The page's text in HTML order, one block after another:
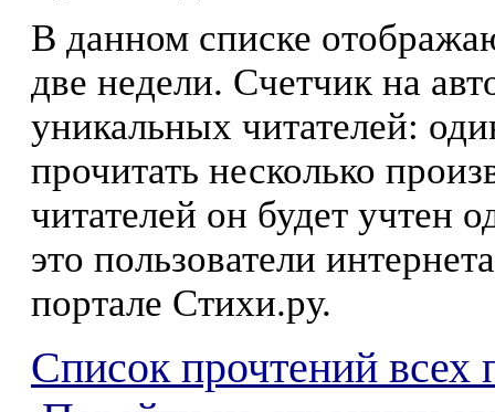
В данном списке
две недели. Счетчик на
уникальных читателей:
прочитать несколько
читателей он будет учтен
это пользователи
портале Стихи.ру.
Список прочтений всех